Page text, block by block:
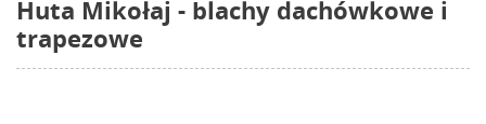
Huta Mikołaj - blachy dachówkowe i
trapezowe